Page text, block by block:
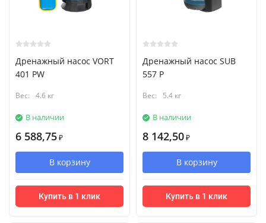
Дренажный насос VORT
401 PW
Вес: 4.6 кг
В наличии
6 588,75 ₽
В корзину
Купить в 1 клик
Дренажный насос SUB
557 P
Вес: 5.4 кг
В наличии
8 142,50 ₽
В корзину
Купить в 1 клик